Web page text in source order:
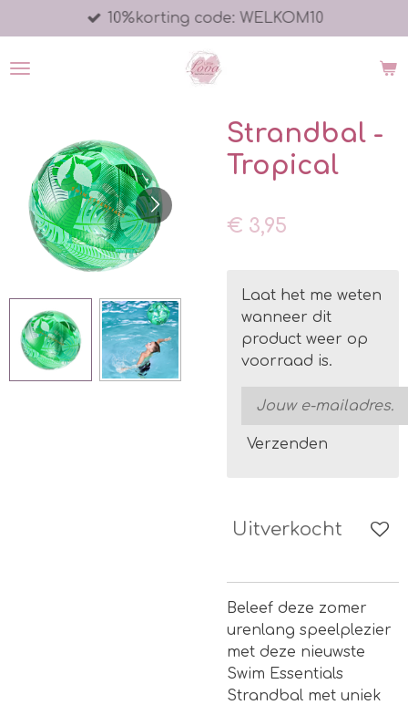
direct
naar
10%korting code: WELKOM10
Strandbal -
Tropical
€ 3,95
Laat het me weten
wanneer dit
product weer op
voorraad is.
Verzenden
Uitverkocht
Beleef deze zomer
urenlang speelplezier
met deze nieuwste
Swim Essentials
Strandbal met uniek